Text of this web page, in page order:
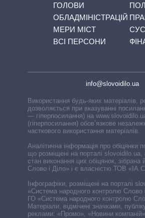
ГОЛОВИ
ОБЛАДМІНІСТРАЦІЙ
МЕРИ МІСТ
ВСІ ПЕРСОНИ
info@slovoidilo.ua
Використання будь-яких матеріалів,
дозволяється при вказуванні
— гіперпосилання) на
(гіперпосилання) обов’язкове
часткового використання матеріалів.
Аналітична інформація про обіцянки
що розміщені на порталі slovoidilo.ua,
стан виконання цих обіцянок, зібрана
Слово і Діло» і є власністю ТОВ «ІА
Інфографіки, розміщені на порталі
«Система народного контролю Слово і
ГО «Система народного контролю
Матеріали, відмічені значками,
реклами: «Промо», «Новини